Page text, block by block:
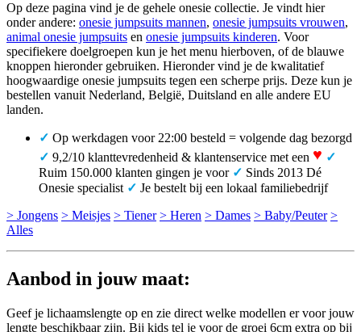
Op deze pagina vind je de gehele onesie collectie. Je vindt hier
onder andere: onesie jumpsuits mannen, onesie jumpsuits vrouwen,
animal onesie jumpsuits en onesie jumpsuits kinderen. Voor
specifiekere doelgroepen kun je het menu hierboven, of de blauwe
knoppen hieronder gebruiken. Hieronder vind je de kwalitatief
hoogwaardige onesie jumpsuits tegen een scherpe prijs. Deze kun je
bestellen vanuit Nederland, België, Duitsland en alle andere EU
landen.
✓ Op werkdagen voor 22:00 besteld = volgende dag bezorgd
✓ 9,2/10 klanttevredenheid & klantenservice met een ♥ ✓
Ruim 150.000 klanten gingen je voor ✓ Sinds 2013 Dé
Onesie specialist ✓ Je bestelt bij een lokaal familiebedrijf
> Jongens > Meisjes > Tiener > Heren > Dames > Baby/Peuter >
Alles
Aanbod in jouw maat:
Geef je lichaamslengte op en zie direct welke modellen er voor jouw
lengte beschikbaar zijn. Bij kids tel je voor de groei 6cm extra op bij